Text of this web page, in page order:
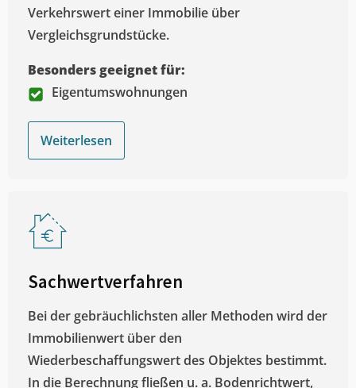
Verkehrswert einer Immobilie über
Vergleichsgrundstücke.
Besonders geeignet für:
Eigentumswohnungen
Weiterlesen
Sachwertverfahren
Bei der gebräuchlichsten aller Methoden wird der
Immobilienwert über den
Wiederbeschaffungswert des Objektes bestimmt.
In die Berechnung fließen u. a. Bodenrichtwert,